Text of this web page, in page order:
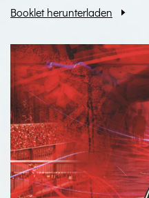
Booklet herunterladen